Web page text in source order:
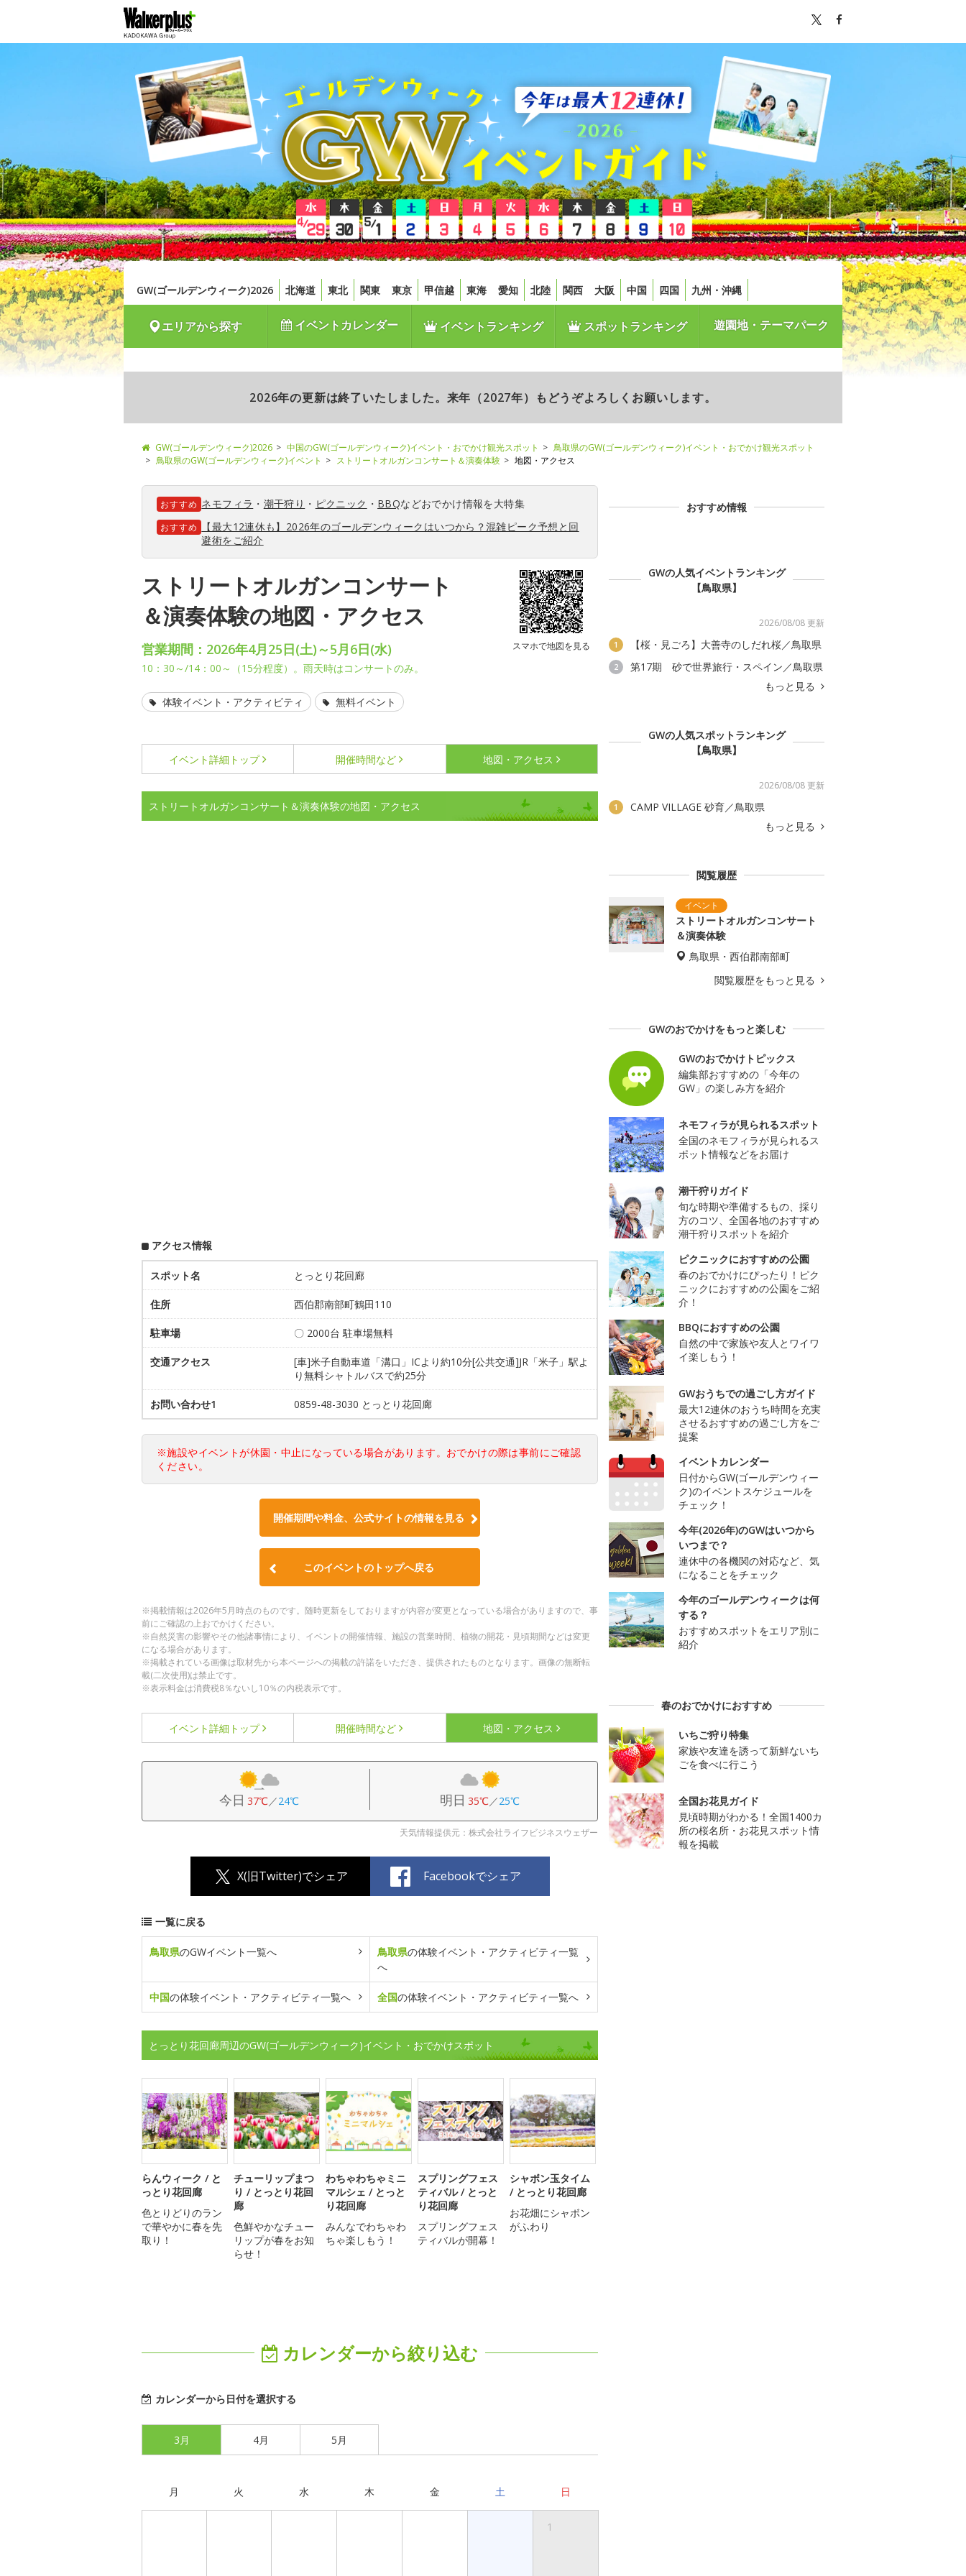
GW(ゴールデンウィーク)2026 北海道 東北 関東 東京 甲信越 東海 愛知 北陸 関西 大阪 中国 四国 九州・沖縄
エリアから探す イベントカレンダー イベントランキング スポットランキング 遊園地・テーマパーク
2026年の更新は終了いたしました。来年（2027年）もどうぞよろしくお願いします。
GW(ゴールデンウィーク)2026 中国のGW(ゴールデンウィーク)イベント・おでかけ観光スポット
鳥取県のGW(ゴールデンウィーク)イベント・おでかけ観光スポット
鳥取県のGW(ゴールデンウィーク)イベント
ストリートオルガンコンサート＆演奏体験 地図・アクセス
おすすめ ネモフィラ ・ 潮干狩り ・ ピクニック ・ BBQなどおでかけ情報を大特集
おすすめ
【最大12連休も】2026年のゴールデンウィークはいつから？混雑ピーク予想と回
避術をご紹介
ストリートオルガンコンサート
＆演奏体験の地図・アクセス
スマホで地図を見る
営業期間：2026年4月25日(土)～5月6日(水)
10：30～/14：00～（15分程度）。雨天時はコンサートのみ。
体験イベント・アクティビティ 無料イベント
イベント詳細 トップ 開催時間など 地図・アクセス
ストリートオルガンコンサート＆演奏体験の地図・アクセス
アクセス情報
スポット名 とっとり花回廊
住所 西伯郡南部町鶴田110
駐車場 〇 2000台 駐車場無料
交通アクセス
[車]米子自動車道「溝口」ICより約10分[公共交通]JR「米子」駅よ
り無料シャトルバスで約25分
お問い合わせ1 0859-48-3030 とっとり花回廊
※施設やイベントが休園・中止になっている場合があります。おでかけの際は事前にご確認
ください。
開催期間や料金、公式サイトの情報を見る
このイベントのトップへ戻る
※掲載情報は2026年5月時点のものです。随時更新をしておりますが内容が変更となっている場合がありますので、事
前にご確認の上おでかけください。
※自然災害の影響やその他諸事情により、イベントの開催情報、施設の営業時間、植物の開花・見頃期間などは変更
になる場合があります。
※掲載されている画像は取材先から本ページへの掲載の許諾をいただき、提供されたものとなります。画像の無断転
載(二次使用)は禁止です。
※表示料金は消費税8％ないし10％の内税表示です。
イベント詳細 トップ 開催時間など 地図・アクセス
今日 37℃／24℃ 明日 35℃／25℃
天気情報提供元：株式会社ライフビジネスウェザー
X(旧Twitter)でシェア Facebookでシェア
一覧に戻る
鳥取県のGWイベント一覧へ 鳥取県の体験イベント・アクティビティ一覧
へ
中国の体験イベント・アクティビティ一覧へ 全国の体験イベント・アクティビティ一覧へ
とっとり花回廊周辺のGW(ゴールデンウィーク)イベント・おでかけスポット
らんウィーク / と
っとり花回廊
色とりどりのラン
で華やかに春を先
取り！
チューリップまつ
り / とっとり花回
廊
色鮮やかなチュー
リップが春をお知
らせ！
わちゃわちゃミニ
マルシェ / とっと
り花回廊
みんなでわちゃわ
ちゃ楽しもう！
スプリングフェス
ティバル / とっと
り花回廊
スプリングフェス
ティバルが開幕！
シャボン玉タイム
/ とっとり花回廊
お花畑にシャボン
がふわり
カレンダーから絞り込む
カレンダーから日付を選択する
3月 4月 5月
月 火 水 木 金 土 日
1
おすすめ情報
GWの人気イベントランキング
【鳥取県】
2026/08/08 更新
1 【桜・見ごろ】大善寺のしだれ桜／鳥取県
2
第17期 砂で世界旅行・スペイン／鳥取県
もっと見る
GWの人気スポットランキング
【鳥取県】
2026/08/08 更新
1
CAMP VILLAGE 砂育／鳥取県
もっと見る
閲覧履歴
ストリートオルガンコンサート
＆演奏体験
鳥取県・西伯郡南部町
閲覧履歴をもっと見る
GWのおでかけをもっと楽しむ
GWのおでかけトピックス
編集部おすすめの「今年の
GW」の楽しみ方を紹介
ネモフィラが見られるスポット
全国のネモフィラが見られるス
ポット情報などをお届け
潮干狩りガイド
旬な時期や準備するもの、採り
方のコツ、全国各地のおすすめ
潮干狩りスポットを紹介
ピクニックにおすすめの公園
春のおでかけにぴったり！ピク
ニックにおすすめの公園をご紹
介！
BBQにおすすめの公園
自然の中で家族や友人とワイワ
イ楽しもう！
GWおうちでの過ごし方ガイド
最大12連休のおうち時間を充実
させるおすすめの過ごし方をご
提案
イベントカレンダー
日付からGW(ゴールデンウィー
ク)のイベントスケジュールを
チェック！
今年(2026年)のGWはいつから
いつまで？
連休中の各機関の対応など、気
になることをチェック
今年のゴールデンウィークは何
する？
おすすめスポットをエリア別に
紹介
春のおでかけにおすすめ
いちご狩り特集
家族や友達を誘って新鮮ないち
ごを食べに行こう
全国お花見ガイド
見頃時期がわかる！全国1400カ
所の桜名所・お花見スポット情
報を掲載